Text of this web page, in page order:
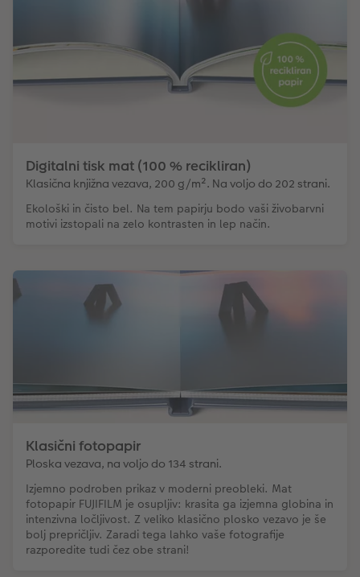
Digitalni tisk mat (100 % recikliran)
Klasična knjižna vezava, 200 g/m². Na voljo do 202 strani.
Ekološki in čisto bel. Na tem papirju bodo vaši živobarvni
motivi izstopali na zelo kontrasten in lep način.
Klasični fotopapir
Ploska vezava, na voljo do 134 strani.
Izjemno podroben prikaz v moderni preobleki. Mat
fotopapir FUJIFILM je osupljiv: krasita ga izjemna globina in
intenzivna ločljivost. Z veliko klasično plosko vezavo je še
bolj prepričljiv. Zaradi tega lahko vaše fotografije
razporedite tudi čez obe strani!